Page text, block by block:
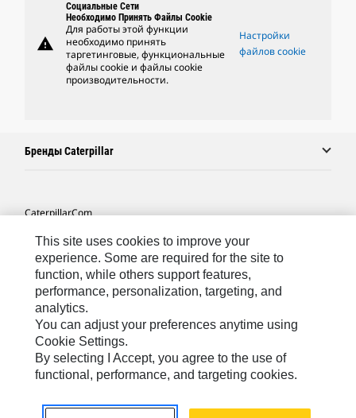
warning
Социальные Сети
Необходимо Принять Файлы Cookie
Для работы этой функции
необходимо принять
таргетинговые, функциональные
файлы cookie и файлы cookie
производительности.
Настройки
файлов cookie
Бренды Caterpillar
Caterpillar.com
Связаться С Caterpillar
Карта Сайта
Cookie Settings
Юридическая Информация
Конфиденциальность Личных Данных
CIS - Russian© 2026 Caterpillar. Все права сохранены.
This site uses cookies to improve your
experience. Some are required for the site to
function, while others support features,
performance, personalization, targeting, and
analytics.
You can adjust your preferences anytime using
Cookie Settings.
By selecting I Accept, you agree to the use of
functional, performance, and targeting cookies.